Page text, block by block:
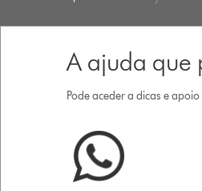
A ajuda que
Pode aceder a dicas e